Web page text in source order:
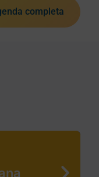
completa